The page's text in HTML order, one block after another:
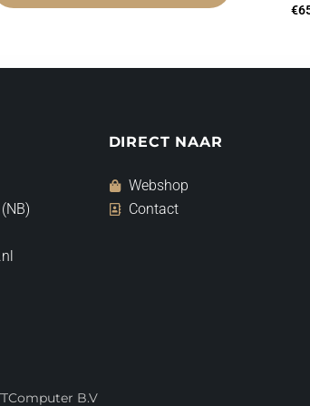
€
DIRECT NAAR
Webshop
Contact
B.V